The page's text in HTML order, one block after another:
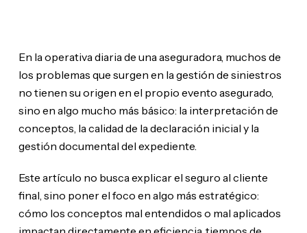
En la operativa diaria de una aseguradora, muchos de
los problemas que surgen en la gestión de siniestros
no tienen su origen en el propio evento asegurado,
sino en algo mucho más básico: la interpretación de
conceptos, la calidad de la declaración inicial y la
gestión documental del expediente.
Este artículo no busca explicar el seguro al cliente
final, sino poner el foco en algo más estratégico:
cómo los conceptos mal entendidos o mal aplicados